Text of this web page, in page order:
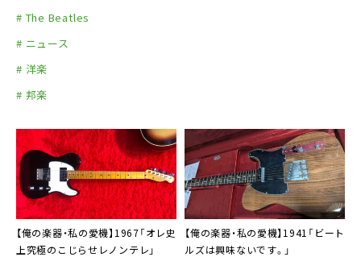
# The Beatles
# ニュース
# 洋楽
# 邦楽
【俺の楽器・私の愛機】1967「オレ史
上究極のこじらせレノンテレ」
【俺の楽器・私の愛機】1941「ビート
ルズは興味ないです。」